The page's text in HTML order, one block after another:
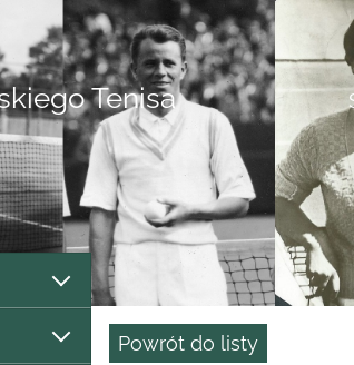
Tenisa
Powrót do listy